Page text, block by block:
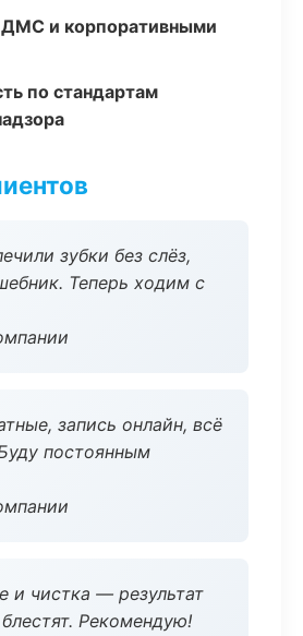
ДМС и корпоративными
по стандартам
зубки без слёз,
Теперь ходим с
запись онлайн, всё
постоянным
и чистка — результат
Рекомендую!